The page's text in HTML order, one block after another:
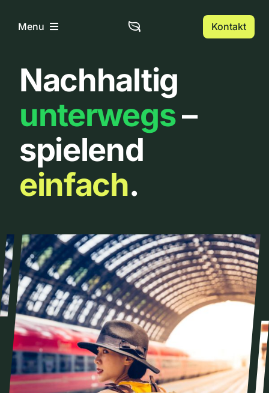
InhaltMenu
Home
Über uns
Urbanlist
Kontakt
Nachhaltig
unterwegs–
spielend
einfach.